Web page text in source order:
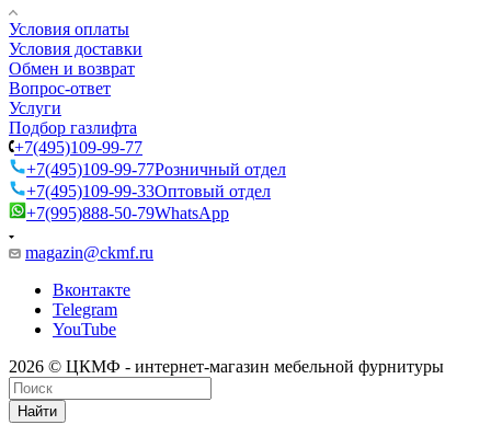
Условия оплаты
Условия доставки
Обмен и возврат
Вопрос-ответ
Услуги
Подбор газлифта
+7(495)109-99-77
+7(495)109-99-77Розничный отдел
+7(495)109-99-33Оптовый отдел
+7(995)888-50-79WhatsApp
magazin@ckmf.ru
Вконтакте
Telegram
YouTube
2026 © ЦКМФ - интернет-магазин мебельной фурнитуры
Найти